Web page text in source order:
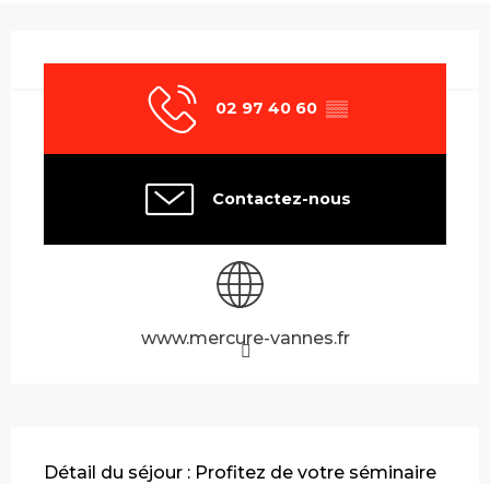
02 97 40 60 ▒▒
Contactez-nous
www.mercure-vannes.fr
Détail du séjour : Profitez de votre séminaire